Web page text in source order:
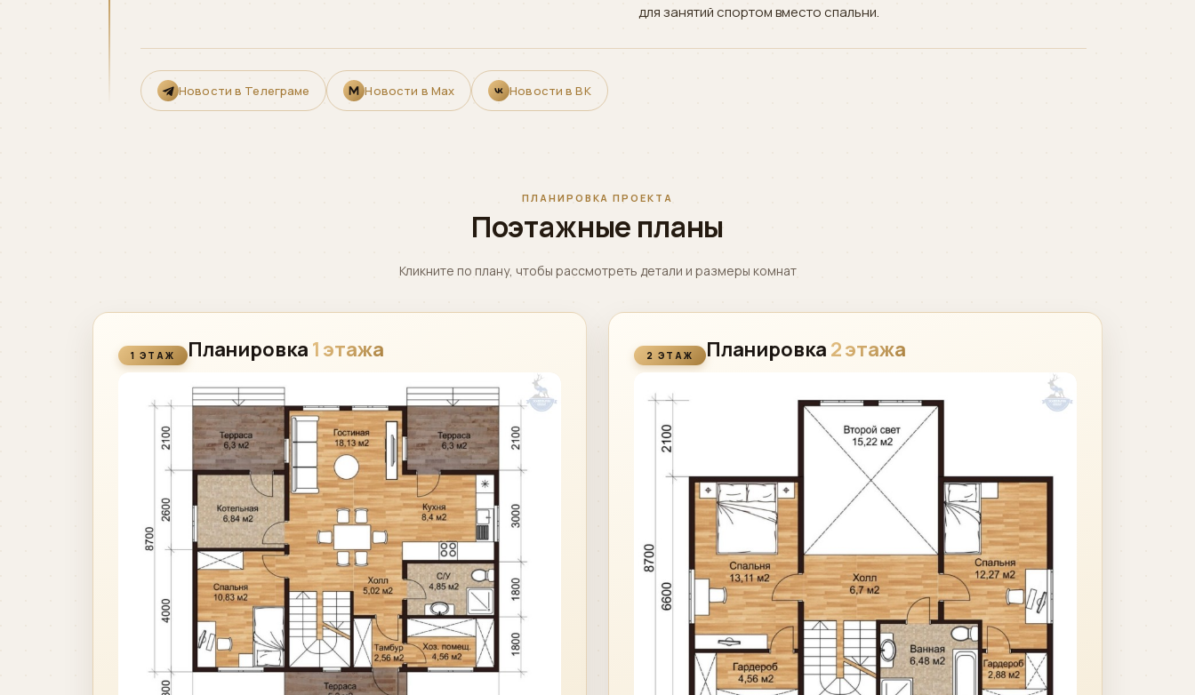
для занятий спортом вместо спальни.
Новости в Телеграме Новости в Max Новости в ВК
ПЛАНИРОВКА ПРОЕКТА
Поэтажные планы
Кликните по плану, чтобы рассмотреть детали и размеры комнат
1 ЭТАЖ Планировка 1 этажа 2 ЭТАЖ Планировка 2 этажа